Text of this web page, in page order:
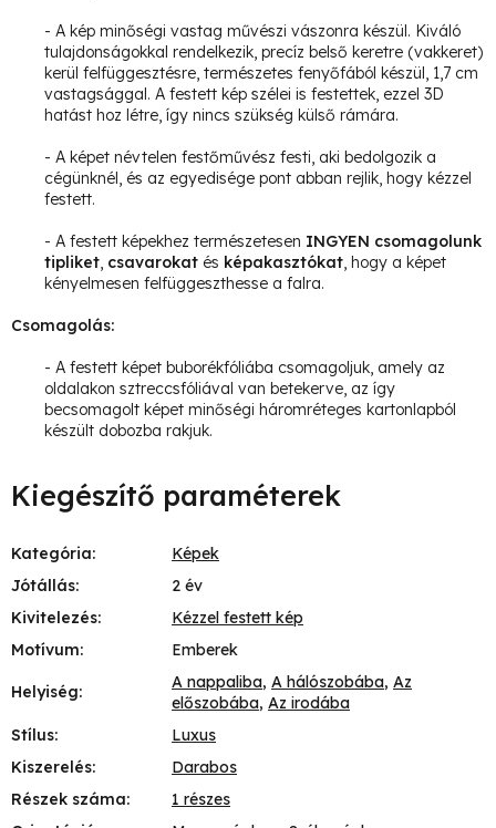
- A kép minőségi vastag művészi vászonra készül. Kiváló
tulajdonságokkal rendelkezik, precíz belső keretre (vakkeret)
kerül felfüggesztésre, természetes fenyőfából készül, 1,7 cm
vastagsággal. A festett kép szélei is festettek, ezzel 3D
hatást hoz létre, így nincs szükség külső rámára.
- A képet névtelen festőművész festi, aki bedolgozik a
cégünknél, és az egyedisége pont abban rejlik, hogy kézzel
festett.
- A festett képekhez természetesen INGYEN csomagolunk
tipliket, csavarokat és képakasztókat, hogy a képet
kényelmesen felfüggeszthesse a falra.
Csomagolás:
- A festett képet buborékfóliába csomagoljuk, amely az
oldalakon sztreccsfóliával van betekerve, az így
becsomagolt képet minőségi háromréteges kartonlapból
készült dobozba rakjuk.
Kiegészítő paraméterek
Kategória:
Képek
Jótállás:
2 év
Kivitelezés:
Kézzel festett kép
Motívum: Emberek
Helyiség: A nappaliba, A hálószobába, Az
előszobába, Az irodába
Stílus:
Luxus
Kiszerelés:
Darabos
Részek száma:
1 részes